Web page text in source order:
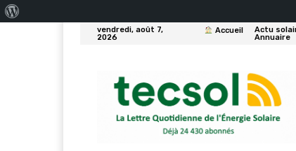
vendredi, août 7,
2026
Accueil Actu
Annuaire